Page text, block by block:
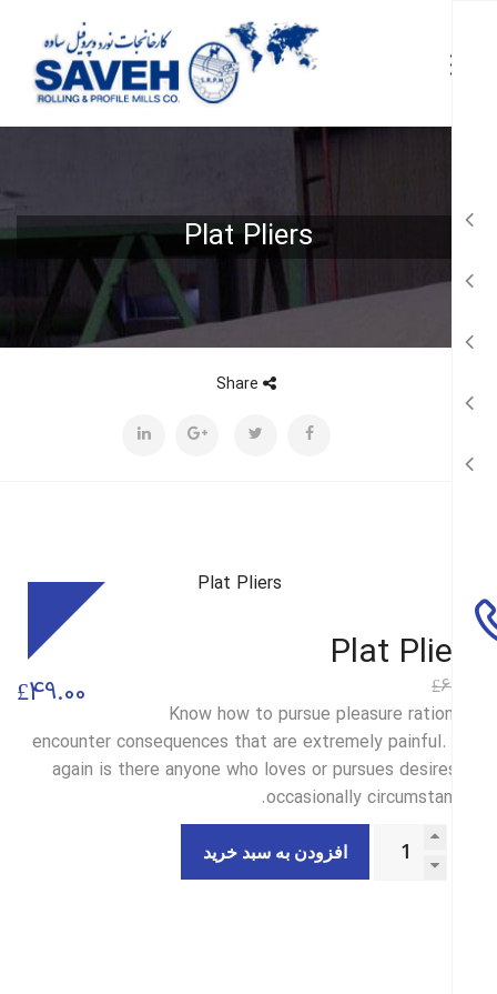
Plat Pliers
Plat
قیمت
اصلی
£69.00
بود.
£49.00
قیمت
فعلی
£49.00
است.
Know how to pursue pleasure
encounter consequences that are extremely painful.
again is there anyone who loves or pursues
occasionally
افزودن به سبد خرید